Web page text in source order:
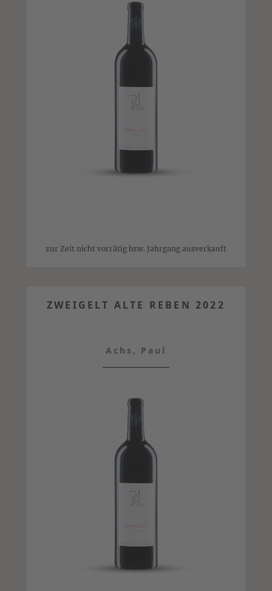
zur Zeit nicht vorrätig bzw. Jahrgang ausverkauft
ZWEIGELT ALTE REBEN 2022
Achs, Paul